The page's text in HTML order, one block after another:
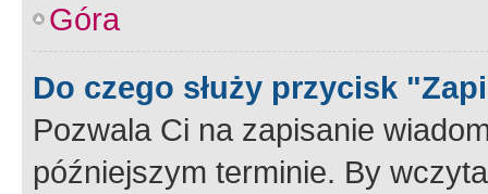
Góra
Do czego służy przycisk
Pozwala Ci na zapisanie
późniejszym terminie. By